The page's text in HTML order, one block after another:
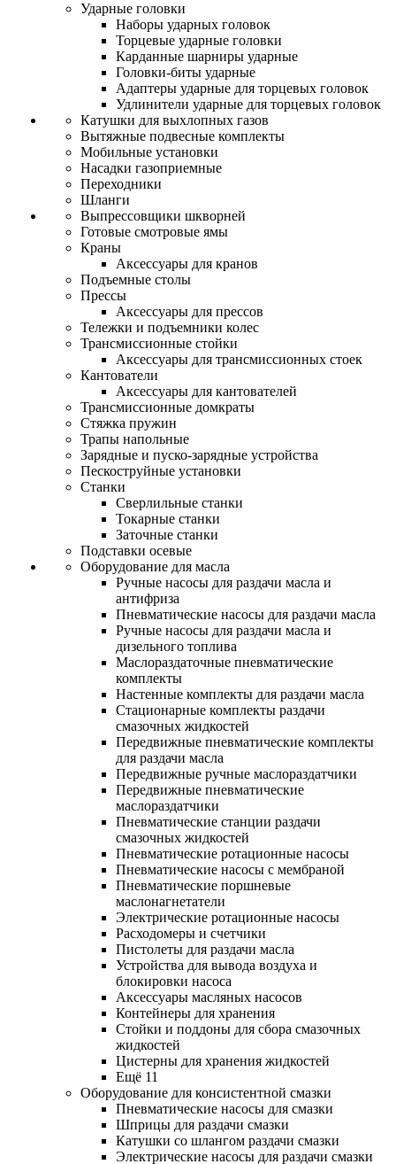
Ударные головки
Наборы ударных головок
Торцевые ударные головки
Карданные шарниры ударные
Головки-биты ударные
Адаптеры ударные для торцевых головок
Удлинители ударные для торцевых головок
Катушки для выхлопных газов
Вытяжные подвесные комплекты
Мобильные установки
Насадки газоприемные
Переходники
Шланги
Выпрессовщики шкворней
Готовые смотровые ямы
Краны
Аксессуары для кранов
Подъемные столы
Прессы
Аксессуары для прессов
Тележки и подъемники колес
Трансмиссионные стойки
Аксессуары для трансмиссионных стоек
Кантователи
Аксессуары для кантователей
Трансмиссионные домкраты
Стяжка пружин
Трапы напольные
Зарядные и пуско-зарядные устройства
Пескоструйные установки
Станки
Сверлильные станки
Токарные станки
Заточные станки
Подставки осевые
Оборудование для масла
Ручные насосы для раздачи масла и
антифриза
Пневматические насосы для раздачи масла
Ручные насосы для раздачи масла и
дизельного топлива
Маслораздаточные пневматические
комплекты
Настенные комплекты для раздачи масла
Стационарные комплекты раздачи
смазочных жидкостей
Передвижные пневматические комплекты
для раздачи масла
Передвижные ручные маслораздатчики
Передвижные пневматические
маслораздатчики
Пневматические станции раздачи
смазочных жидкостей
Пневматические ротационные насосы
Пневматические насосы с мембраной
Пневматические поршневые
маслонагнетатели
Электрические ротационные насосы
Расходомеры и счетчики
Пистолеты для раздачи масла
Устройства для вывода воздуха и
блокировки насоса
Аксессуары масляных насосов
Контейнеры для хранения
Стойки и поддоны для сбора смазочных
жидкостей
Цистерны для хранения жидкостей
Ещё 11
Оборудование для консистентной смазки
Пневматические насосы для смазки
Шприцы для раздачи смазки
Катушки со шлангом раздачи смазки
Электрические насосы для раздачи смазки